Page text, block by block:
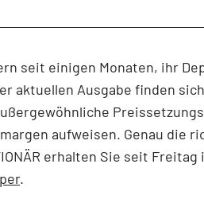
seit einigen Monaten, ihr
aktuellen Ausgabe finden
aufweisen. Genau die
erhalten Sie seit Freitag
.